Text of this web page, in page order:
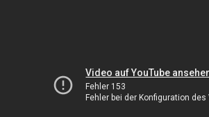
Video auf YouTube
Fehler 153
Fehler bei der Konfiguration